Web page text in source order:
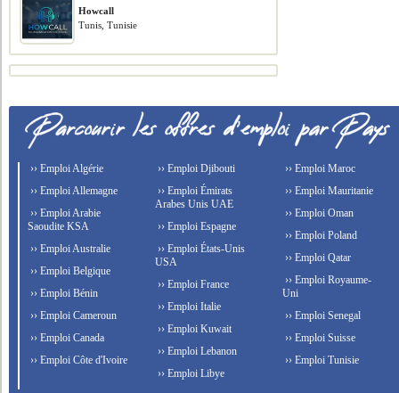
Howcall
Tunis, Tunisie
›› Emploi Algérie
›› Emploi Allemagne
›› Emploi Arabie
Saoudite KSA
›› Emploi Australie
›› Emploi Belgique
›› Emploi Bénin
›› Emploi Cameroun
›› Emploi Canada
›› Emploi Côte d'Ivoire
›› Emploi Djibouti
›› Emploi Émirats
Arabes Unis UAE
›› Emploi Espagne
›› Emploi États-Unis
USA
›› Emploi France
›› Emploi Italie
›› Emploi Kuwait
›› Emploi Lebanon
›› Emploi Libye
›› Emploi Maroc
›› Emploi Mauritanie
›› Emploi Oman
›› Emploi Poland
›› Emploi Qatar
›› Emploi Royaume-
Uni
›› Emploi Senegal
›› Emploi Suisse
›› Emploi Tunisie